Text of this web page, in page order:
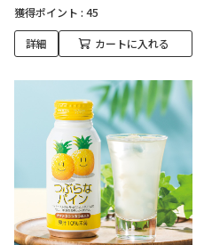
獲得ポイント : 45
詳細 カートに入れる